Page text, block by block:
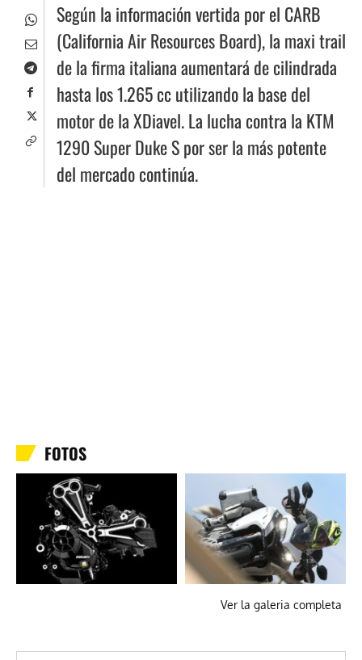
Según la información vertida por el CARB
(California Air Resources Board), la maxi trail
de la firma italiana aumentará de cilindrada
hasta los 1.265 cc utilizando la base del
motor de la XDiavel. La lucha contra la KTM
1290 Super Duke S por ser la más potente
del mercado continúa.
FOTOS
Ver la galeria completa